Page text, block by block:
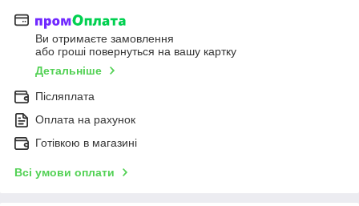
Ви отримаєте замовлення
або гроші повернуться на вашу картку
Детальніше
Післяплата
Оплата на рахунок
Готівкою в магазині
Всі умови оплати